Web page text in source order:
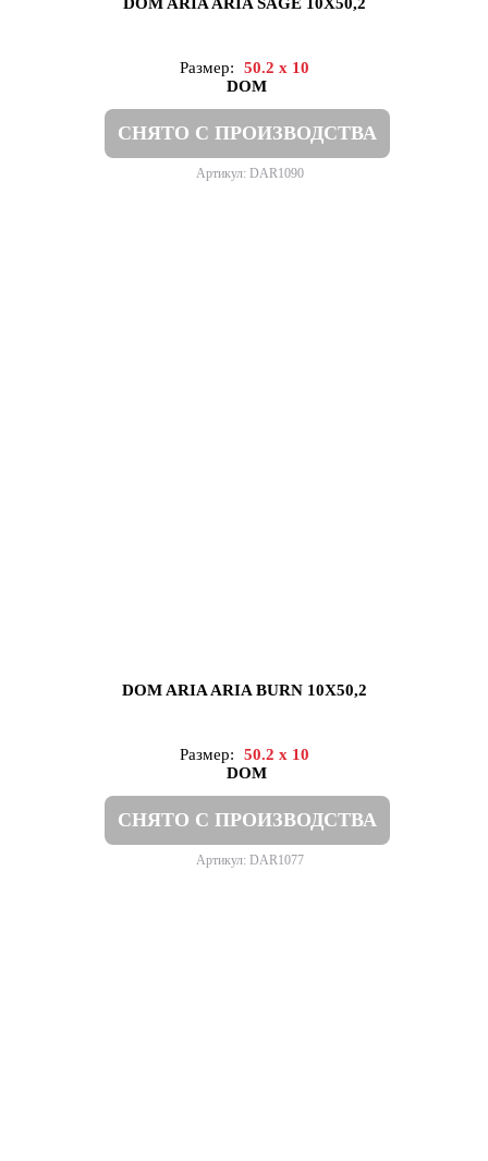
Размер:
50.2 x 10
DOM
СНЯТО С ПРОИЗВОДСТВА
Артикул: DAR1090
DOM ARIA ARIA BURN 10X50,2
Размер:
50.2 x 10
DOM
СНЯТО С ПРОИЗВОДСТВА
Артикул: DAR1077